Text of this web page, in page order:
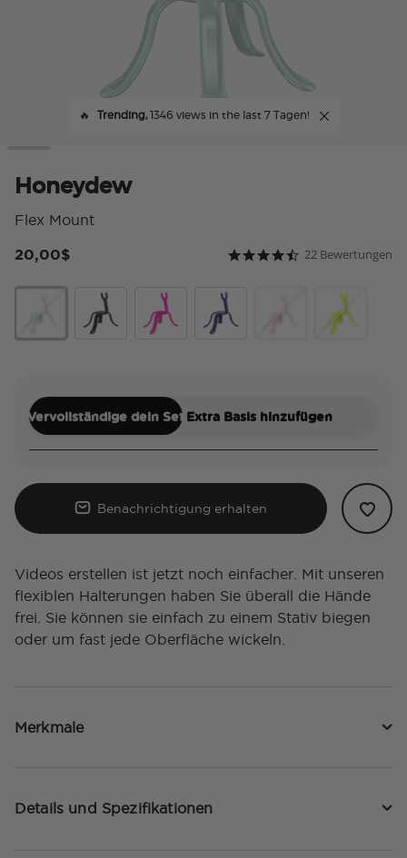
🔥 Trending,1346 views in the last 7 Tagen!
Honeydew
Flex Mount
4,4 von 5
4.6 star rating22 Bewertungen
20,00$
Vervollständige dein Set Extra Basis hinzufügen
Benachrichtigung erhalten
Videos erstellen ist jetzt noch einfacher. Mit unseren
flexiblen Halterungen haben Sie überall die Hände
frei. Sie können sie einfach zu einem Stativ biegen
oder um fast jede Oberfläche wickeln.
Merkmale
Details und Spezifikationen